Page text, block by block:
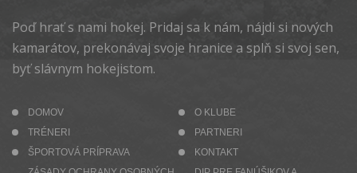
Poď hrať s nami hokej. Pridaj sa k nám, nájdi si nových
kamarátov, prekonávaj svoje hranice a splň si svoj sen,
byť slávnym hokejistom.
DOMOV
O KLUBE
TRÉNERI
PARTNERI
ŠPORTOVÁ PRÍPRAVA
KONTAKT